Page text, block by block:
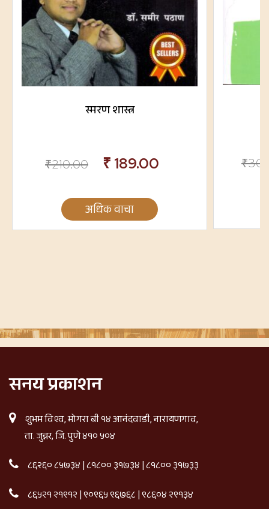
स्मरण शास्त्र
₹210.00 ₹ 189.00
अधिक वाचा
₹
सनय प्रकाशन
शुभम विश्व, मोगरा बी १४ आनंदवाडी, नारायणगाव,
ता. जुन्नर, जि. पुणे ४१० ५०४
८६२६० ८५७३४|८१८०० ३१७३४|८१८०० ३१७३३
८६५२१ २१९१२|९०९६५ ९६७६८|९८६०४ २९१३४